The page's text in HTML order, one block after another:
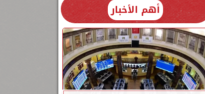
أهم الأخبار